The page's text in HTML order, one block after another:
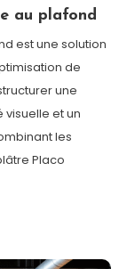
au plafond
est une solution
de
une
et un
les
Placo